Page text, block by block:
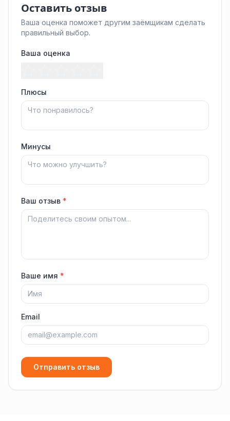
Оставить отзыв
Ваша оценка поможет другим заёмщикам сделать
правильный выбор.
Ваша оценка
Плюсы
Минусы
Ваш отзыв *
Ваше имя *
Email
Отправить отзыв